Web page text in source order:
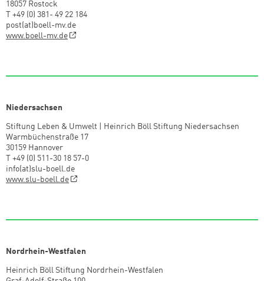
18057 Rostock
T +49 (0) 381- 49 22 184
post(at)boell-mv.de
www.boell-mv.de
Niedersachsen
Stiftung Leben & Umwelt | Heinrich Böll Stiftung Niedersachsen
Warmbüchenstraße 17
30159 Hannover
T +49 (0) 511-30 18 57-0
info(at)slu-boell.de
www.slu-boell.de
Nordrhein-Westfalen
Heinrich Böll Stiftung Nordrhein-Westfalen